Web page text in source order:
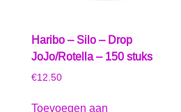
Haribo – Silo – Drop
JoJo/Rotella – 150 stuks
€12.50
Toevoegen aan